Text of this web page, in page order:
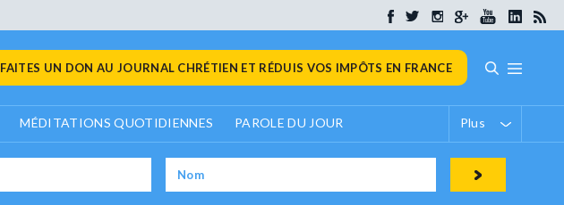
FAITES UN DON AU JOURNAL CHRÉTIEN ET RÉDUIS VOS IMPÔTS EN FRANCE
MÉDITATIONS QUOTIDIENNES PAROLE DU JOUR Plus